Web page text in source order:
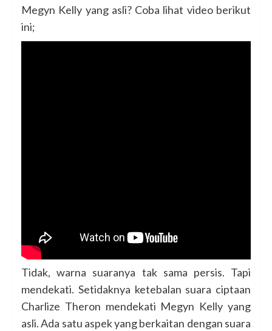
Megyn Kelly yang asli? Coba lihat video berikut
ini;
Tidak, warna suaranya tak sama persis. Tapi
mendekati. Setidaknya ketebalan suara ciptaan
Charlize Theron mendekati Megyn Kelly yang
asli. Ada satu aspek yang berkaitan dengan suara